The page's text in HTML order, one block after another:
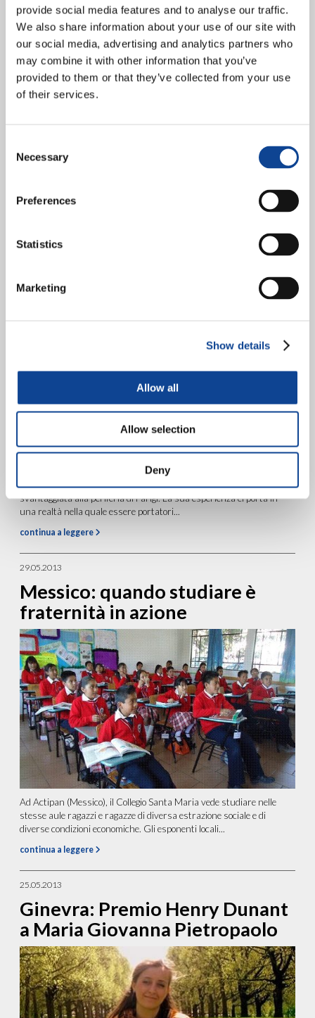
provide social media features and to analyse our traffic.
We also share information about your use of our site with
our social media, advertising and analytics partners who
may combine it with other information that you’ve
provided to them or that they’ve collected from your use
of their services.
Selection
Necessary
Preferences
Statistics
Marketing
Show details
Allow all
Allow selection
Deny
Nell’ambito della 23esima Sessione Ordinaria del Consiglio per i
Diritti Umani (27 maggio – 14 giugno 2013), New Humanity ed altre
continua a leggere
Francia: Educare alla fraternità
Maria Amata insegna in un istituto superiore di una zona
svantaggiata alla periferia di Parigi. La sua esperienza ci porta in
una realtà nella quale essere portatori...
continua a leggere
29.05.2013
Messico: quando studiare è
fraternità in azione
Ad Actipan (Messico), il Collegio Santa Maria vede studiare nelle
stesse aule ragazzi e ragazze di diversa estrazione sociale e di
diverse condizioni economiche. Gli esponenti locali...
continua a leggere
25.05.2013
Ginevra: Premio Henry Dunant
a Maria Giovanna Pietropaolo